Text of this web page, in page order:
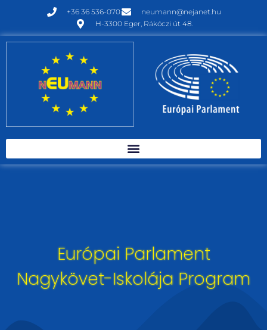
+36 36 536-070
neumann@nejanet.hu
H-3300 Eger, Rákóczi út 48.
Európai Parlament
Nagykövet-Iskolája Program